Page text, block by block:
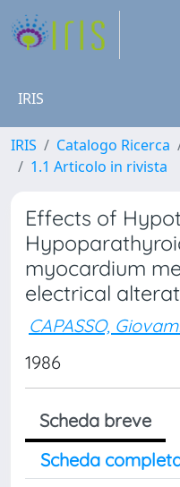
IRIS
IRIS Catalogo Ricerca
1.1 Articolo in rivista
Effects of
myocardium
electrical
CAPASSO,
1986
Scheda breve
Scheda